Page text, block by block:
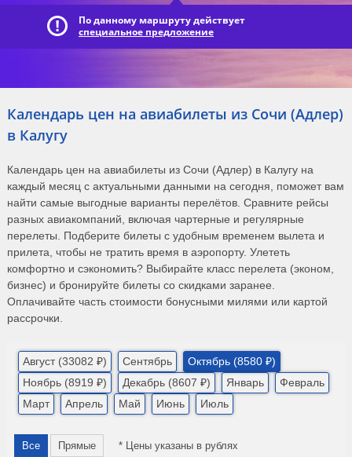
По данному маршруту действует
специальное предложение
Календарь цен на авиабилеты из Сочи (Адлер)
в Калугу
Календарь цен на авиабилеты из Сочи (Адлер) в Калугу на
каждый месяц с актуальными данными на сегодня, поможет вам
найти самые выгодные варианты перелётов. Сравните рейсы
разных авиакомпаний, включая чартерные и регулярные
перелеты. Подберите билеты с удобным временем вылета и
прилета, чтобы не тратить время в аэропорту. Улететь
комфортно и сэкономить? Выбирайте класс перелета (эконом,
бизнес) и бронируйте билеты со скидками заранее.
Оплачивайте часть стоимости бонусными милями или картой
рассрочки.
Август (33082 ₽) Сентябрь
Октябрь (8580 ₽)
Ноябрь (8919 ₽)
Декабрь (8607 ₽) Январь
Февраль
Март
Апрель Май Июнь Июль
Все Прямые * Цены указаны в рублях